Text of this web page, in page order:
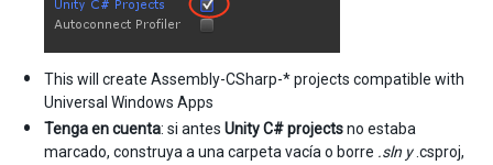
This will create Assembly-CSharp-* projects compatible with
Universal Windows Apps
Tenga en cuenta: si antes Unity C# projectsno estaba
marcado, construya a una carpeta vacía o borre .sln y .csproj,